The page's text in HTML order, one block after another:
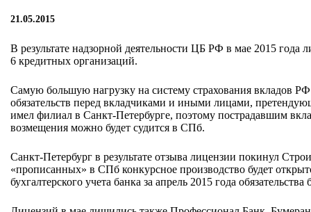
21.05.2015
В результате надзорной деятельности ЦБ РФ в мае 2015 года
6 кредитных организаций.
Самую большую нагрузку на систему страхования вкладов
обязательств перед вкладчиками и иными лицами,
имел филиал в Санкт-Петербурге, поэтому пострадавшим
возмещения можно будет судится в СПб.
Санкт-Петербург в результате отзыва лицензии покинул
«прописанных» в СПб конкурсное производство будет
бухгалтерского учета банка за апрель 2015 года